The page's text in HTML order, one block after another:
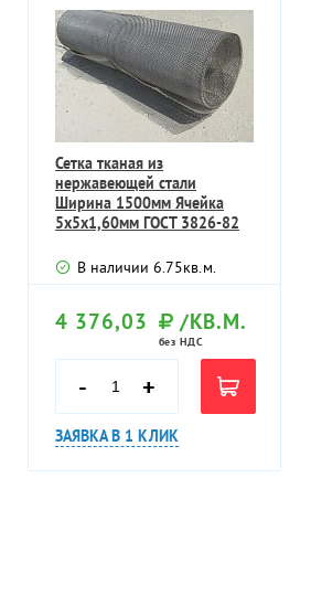
Сетка тканая из
нержавеющей стали
Ширина 1500мм Ячейка
5х5х1,60мм ГОСТ 3826-82
В наличии 6.75кв.м.
4 376,03 /КВ.М.
без НДС
- +
ЗАЯВКА В 1 КЛИК